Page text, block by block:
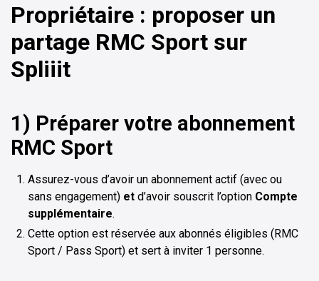
Propriétaire : proposer un
partage RMC Sport sur
Spliiit
1) Préparer votre abonnement
RMC Sport
Assurez-vous d’avoir un abonnement actif (avec ou
sans engagement) et d’avoir souscrit l’option Compte
supplémentaire.
Cette option est réservée aux abonnés éligibles (RMC
Sport / Pass Sport) et sert à inviter 1 personne.